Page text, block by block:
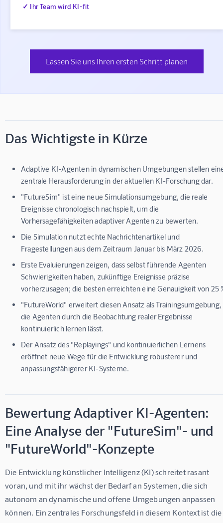
✓ Ihr Team wird KI-fit
Lassen Sie uns Ihren ersten Schritt planen
Das Wichtigste in Kürze
Adaptive KI-Agenten in dynamischen Umgebungen stellen
zentrale Herausforderung in der aktuellen KI-Forschung dar.
"FutureSim" ist eine neue Simulationsumgebung, die reale
Ereignisse chronologisch nachspielt, um die
Vorhersagefähigkeiten adaptiver Agenten zu bewerten.
Die Simulation nutzt echte Nachrichtenartikel und
Fragestellungen aus dem Zeitraum Januar bis März 2026.
Erste Evaluierungen zeigen, dass selbst führende Agenten
Schwierigkeiten haben, zukünftige Ereignisse präzise
vorherzusagen; die besten erreichten eine Genauigkeit von 25
"FutureWorld" erweitert diesen Ansatz als Trainingsumgebung,
die Agenten durch die Beobachtung realer Ergebnisse
kontinuierlich lernen lässt.
Der Ansatz des "Replayings" und kontinuierlichen Lernens
eröffnet neue Wege für die Entwicklung robusterer und
anpassungsfähigerer KI-Systeme.
Bewertung Adaptiver KI-Agenten:
Eine Analyse der "FutureSim"- und
"FutureWorld"-Konzepte
Die Entwicklung künstlicher Intelligenz (KI) schreitet rasant
voran, und mit ihr wächst der Bedarf an Systemen, die sich
autonom an dynamische und offene Umgebungen anpassen
können. Ein zentrales Forschungsfeld in diesem Kontext ist die